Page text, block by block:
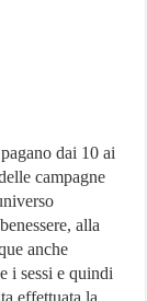
dai 10 ai
campagne
alla
anche
i sessi e quindi